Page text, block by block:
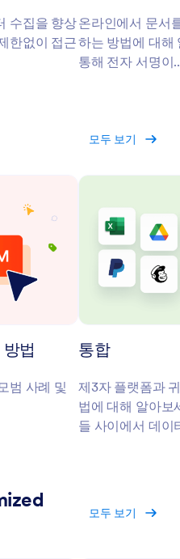
수집을 향상
한없이 접근
온라인에서 문서
하는 방법에 대해
통해 전자 서명이
모두 보기
법
범 사례 및
통합
제3자 플랫폼과
법에 대해 알아보
들 사이에서 데이
모두 보기